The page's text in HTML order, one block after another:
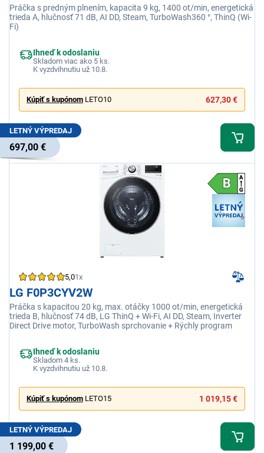
Práčka s predným plnením, kapacita 9 kg, 1400 ot/min, energetická
trieda A, hlučnosť 71 dB, AI DD, Steam, TurboWash360 °, ThinQ (Wi-
Fi)
Ihneď k odoslaniu
Skladom viac ako 5 ks.
K vyzdvihnutiu už 10.8.
Kúpiť s kupónom LETO10 627,30 €
LETNÝ VÝPREDAJ
697,00 €
5,01x
LG F0P3CYV2W
Práčka s kapacitou 20 kg, max. otáčky 1000 ot/min, energetická
trieda B, hlučnosť 74 dB, LG ThinQ + Wi-Fi, AI DD, Steam, Inverter
Direct Drive motor, TurboWash sprchovanie + Rýchly program
Ihneď k odoslaniu
Skladom 4 ks.
K vyzdvihnutiu už 10.8.
Kúpiť s kupónom LETO15 1 019,15 €
LETNÝ VÝPREDAJ
1 199,00 €